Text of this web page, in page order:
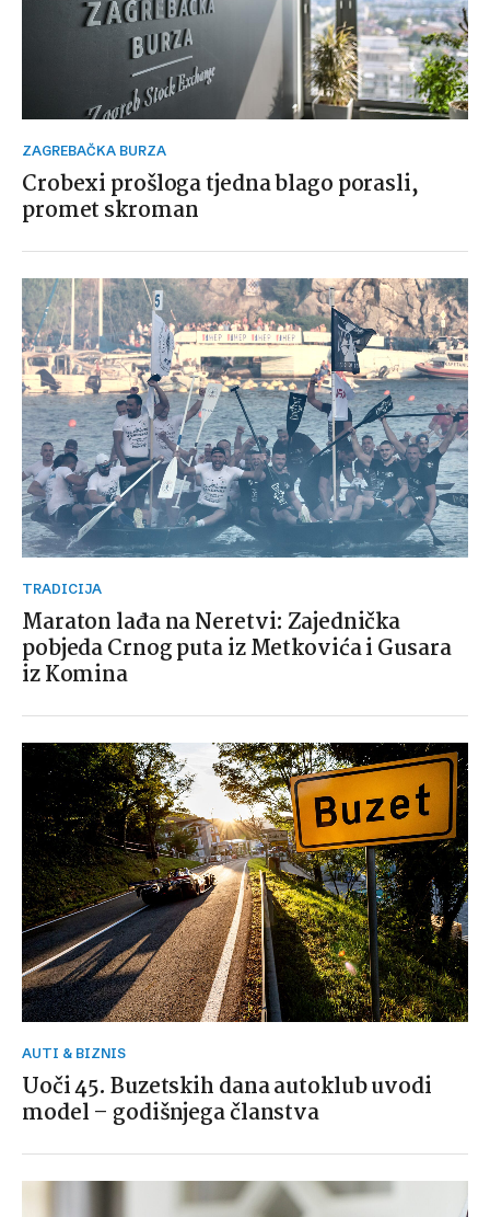
ZAGREBAČKA BURZA
Crobexi prošloga tjedna blago porasli,
promet skroman
TRADICIJA
Maraton lađa na Neretvi: Zajednička
pobjeda Crnog puta iz Metkovića i Gusara
iz Komina
AUTI & BIZNIS
Uoči 45. Buzetskih dana autoklub uvodi
model – godišnjega članstva